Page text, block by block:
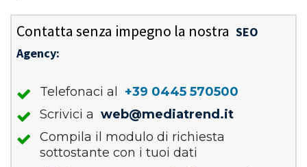
Contatta senza impegno la nostra SEO
Agency:
Telefonaci al
+39 0445 570500
Scrivici a web@mediatrend.it
Compila il modulo di richiesta
sottostante con i tuoi dati